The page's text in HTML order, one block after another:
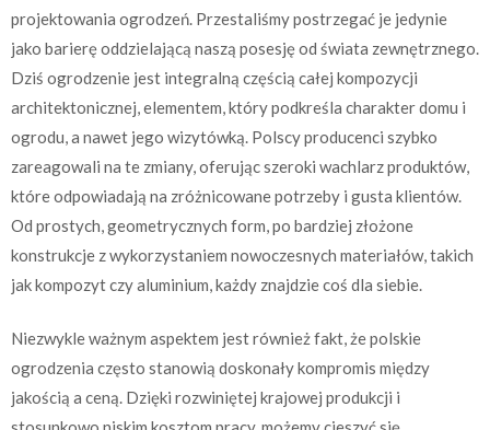
projektowania ogrodzeń. Przestaliśmy postrzegać je jedynie
jako barierę oddzielającą naszą posesję od świata zewnętrznego.
Dziś ogrodzenie jest integralną częścią całej kompozycji
architektonicznej, elementem, który podkreśla charakter domu i
ogrodu, a nawet jego wizytówką. Polscy producenci szybko
zareagowali na te zmiany, oferując szeroki wachlarz produktów,
które odpowiadają na zróżnicowane potrzeby i gusta klientów.
Od prostych, geometrycznych form, po bardziej złożone
konstrukcje z wykorzystaniem nowoczesnych materiałów, takich
jak kompozyt czy aluminium, każdy znajdzie coś dla siebie.
Niezwykle ważnym aspektem jest również fakt, że polskie
ogrodzenia często stanowią doskonały kompromis między
jakością a ceną. Dzięki rozwiniętej krajowej produkcji i